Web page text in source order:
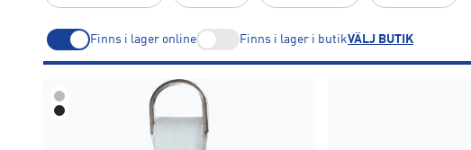
Blå
36
2
37
4
38
4
39
4
Finns i lager online Finns i lager i butikVÄLJ BUTIK